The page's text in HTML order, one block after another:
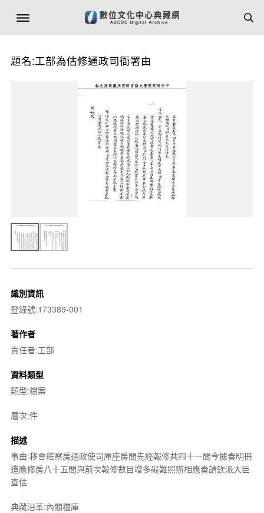
題名:工部為估修通政司衙署由
識別資訊
登錄號:173389-001
著作者
責任者:工部
資料類型
類型:檔案
層次:件
描述
事由:移會稽察房通政使司庫座房間先經報修共四十一間今據奏明冊
造應修房八十五間與前次報修數目增多礙難照辦相應奏請欽派大臣
查估
典藏沿革:內閣檔庫